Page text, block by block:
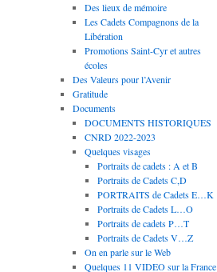
Des lieux de mémoire
Les Cadets Compagnons de la
Libération
Promotions Saint-Cyr et autres
écoles
Des Valeurs pour l’Avenir
Gratitude
Documents
DOCUMENTS HISTORIQUES
CNRD 2022-2023
Quelques visages
Portraits de cadets : A et B
Portraits de Cadets C,D
PORTRAITS de Cadets E…K
Portraits de Cadets L…O
Portraits de cadets P…T
Portraits de Cadets V…Z
On en parle sur le Web
Quelques 11 VIDEO sur la France